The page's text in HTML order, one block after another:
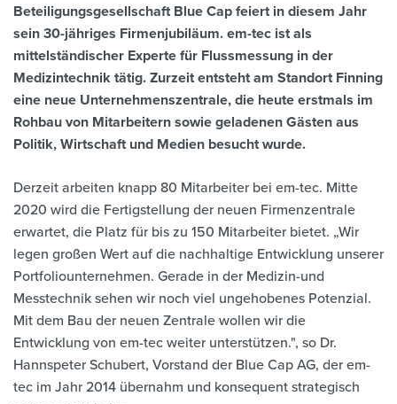
Beteiligungsgesellschaft Blue Cap feiert in diesem Jahr
sein 30-jähriges Firmenjubiläum. em-tec ist als
mittelständischer Experte für Flussmessung in der
Medizintechnik tätig. Zurzeit entsteht am Standort Finning
eine neue Unternehmenszentrale, die heute erstmals im
Rohbau von Mitarbeitern sowie geladenen Gästen aus
Politik, Wirtschaft und Medien besucht wurde.
Derzeit arbeiten knapp 80 Mitarbeiter bei em-tec. Mitte
2020 wird die Fertigstellung der neuen Firmenzentrale
erwartet, die Platz für bis zu 150 Mitarbeiter bietet. „Wir
legen großen Wert auf die nachhaltige Entwicklung unserer
Portfoliounternehmen. Gerade in der Medizin-und
Messtechnik sehen wir noch viel ungehobenes Potenzial.
Mit dem Bau der neuen Zentrale wollen wir die
Entwicklung von em-tec weiter unterstützen.", so Dr.
Hannspeter Schubert, Vorstand der Blue Cap AG, der em-
tec im Jahr 2014 übernahm und konsequent strategisch